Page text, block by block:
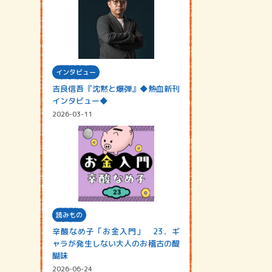
インタビュー
吉良信吾『沈黙と爆弾』◆熱血新刊
インタビュー◆
2026-03-11
読みもの
辛酸なめ子「お金入門」 23．ギ
ャラが発生しない大人のお稽古の醍
醐味
2026-06-24